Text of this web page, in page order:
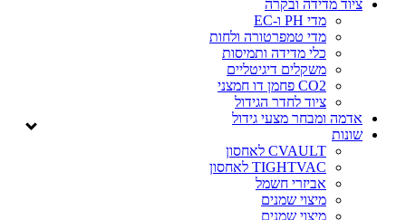
ציוד מדידה ובקרה
מדי PH ו-EC
מדי טמפרטורה ולחות
כלי מדידה ותמיסות
משקלים דיגיטליים
CO2 פחמן דו חמצני
ציוד לחדר הגידול
אדמה ומבחר מצעי גידול
שונות
CVAULT לאחסון
TIGHTVAC לאחסון
אביזרי חשמל
מיצוי שמנים
מיצוי שמנים